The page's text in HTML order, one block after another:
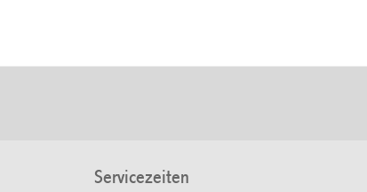
Servicezeiten